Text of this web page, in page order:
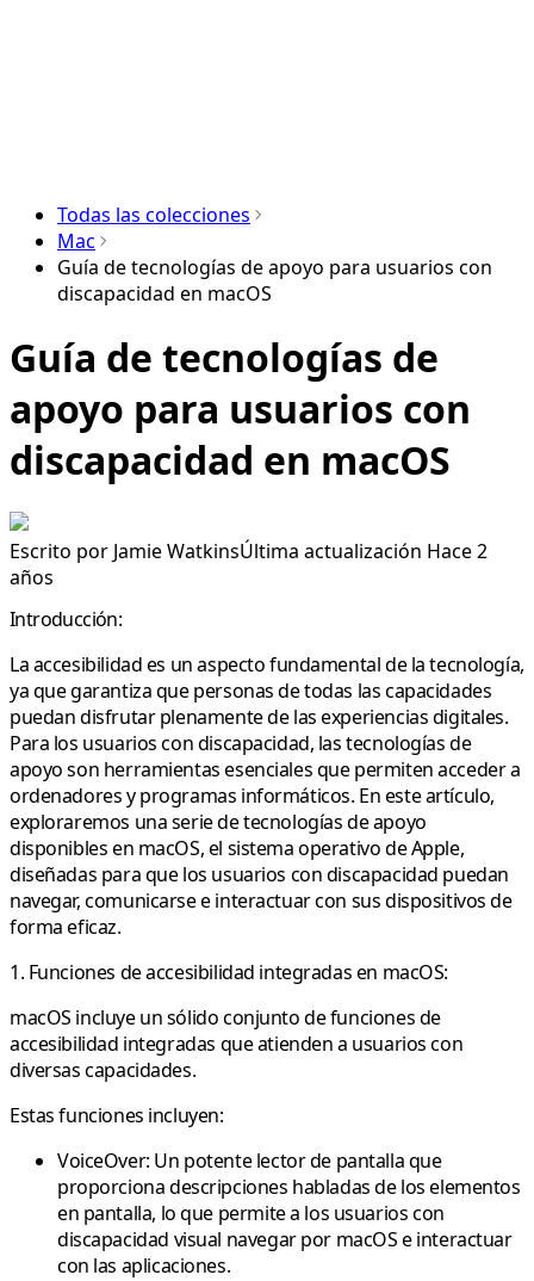
Todas las colecciones
Mac
Guía de tecnologías de apoyo para usuarios con
discapacidad en macOS
Guía de tecnologías de
apoyo para usuarios con
discapacidad en macOS
Escrito por Jamie WatkinsÚltima actualización Hace 2
años
Introducción:
La accesibilidad es un aspecto fundamental de la tecnología,
ya que garantiza que personas de todas las capacidades
puedan disfrutar plenamente de las experiencias digitales.
Para los usuarios con discapacidad, las tecnologías de
apoyo son herramientas esenciales que permiten acceder a
ordenadores y programas informáticos. En este artículo,
exploraremos una serie de tecnologías de apoyo
disponibles en macOS, el sistema operativo de Apple,
diseñadas para que los usuarios con discapacidad puedan
navegar, comunicarse e interactuar con sus dispositivos de
forma eficaz.
1. Funciones de accesibilidad integradas en macOS:
macOS incluye un sólido conjunto de funciones de
accesibilidad integradas que atienden a usuarios con
diversas capacidades.
Estas funciones incluyen:
VoiceOver: Un potente lector de pantalla que
proporciona descripciones habladas de los elementos
en pantalla, lo que permite a los usuarios con
discapacidad visual navegar por macOS e interactuar
con las aplicaciones.